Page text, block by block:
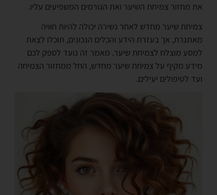
את מחזור צמיחת השיער ואת הגורמים המשפיעים עליו.
צמיחת שיער מחדש לאחר נשירה יכולה להיות חוויה
מאתגרת, אך בעזרת הידע והכלים הנכונים, תוכלו לצאת
למסע מוצלח לצמיחת שיער. מאמר זה נועד לספק לכם
מידע מקיף על צמיחת שיער מחדש, החל ממחזור הצמיחה
ועד לטיפולים יעילים.